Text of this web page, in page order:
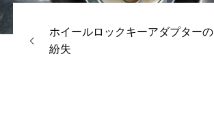
ホイールロックキーアダプターの
紛失